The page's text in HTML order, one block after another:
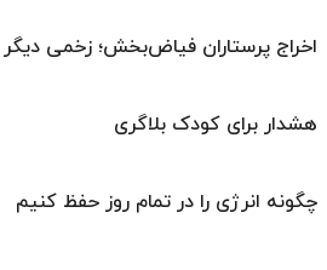
اخراج پرستاران فیاض‌بخش؛ زخمی دیگر
هشدار برای کودک بلاگری
چگونه انرژی را در تمام روز حفظ کنیم